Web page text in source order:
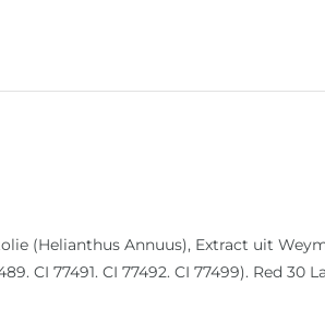
(Helianthus Annuus), Extract uit
CI 77491. CI 77492. CI 77499). Red